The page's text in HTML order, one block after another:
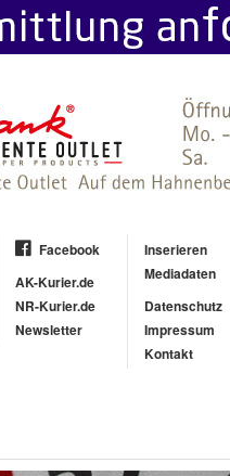
Facebook
AK-Kurier.de
NR-Kurier.de
Newsletter
Inserieren
Mediadaten
Datenschutz
Impressum
Kontakt